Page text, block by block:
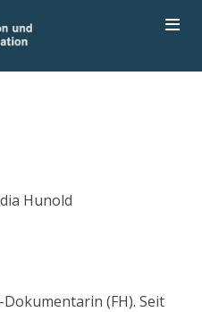
Hunold
(FH). Seit